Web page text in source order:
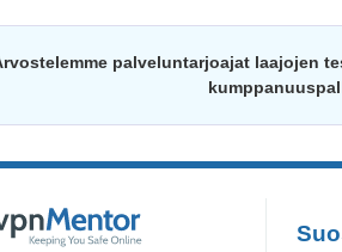
palveluntarjoajat laajojen